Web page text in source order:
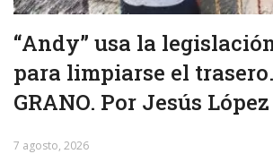
“Andy” usa la
para limpiarse el
GRANO. Por Jesús
7 agosto, 2026